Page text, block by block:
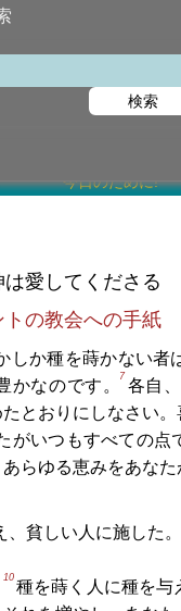
検索
今日のために!
愛してくださる
の教会への手紙
しか種を蒔かない者
かなのです。
7
各自
とおりにしなさい
がいつもすべての点
らゆる恵みをあな
、貧しい人に施した。
10
種を蒔く人に種を与